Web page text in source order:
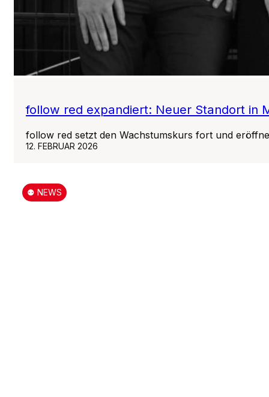
follow red expandiert: Neuer Standort in
follow red setzt den Wachstumskurs fort und
12. FEBRUAR 2026
⚉ NEWS